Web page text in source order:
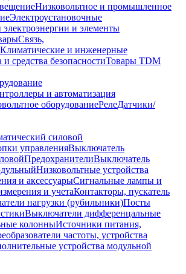
Низковольтное и промышленное
Электроустановочные
электроэнергии и элементы
Связь,
Климатические и инженерные
и средства безопасностиТовары TDM
и автоматизация
оборудованиеРелеДатчики/
силовой
управленияВыключатель
ПредохранителиВыключатель
Низковольтные устройства
и аксессуарыСигнальные лампы и
и учетаКонтакторы, пускатель
нагрузки (рубильники)Посты
Выключатели дифференцальные
колонныИсточники питания,
частоты, устройства
устройства модульной